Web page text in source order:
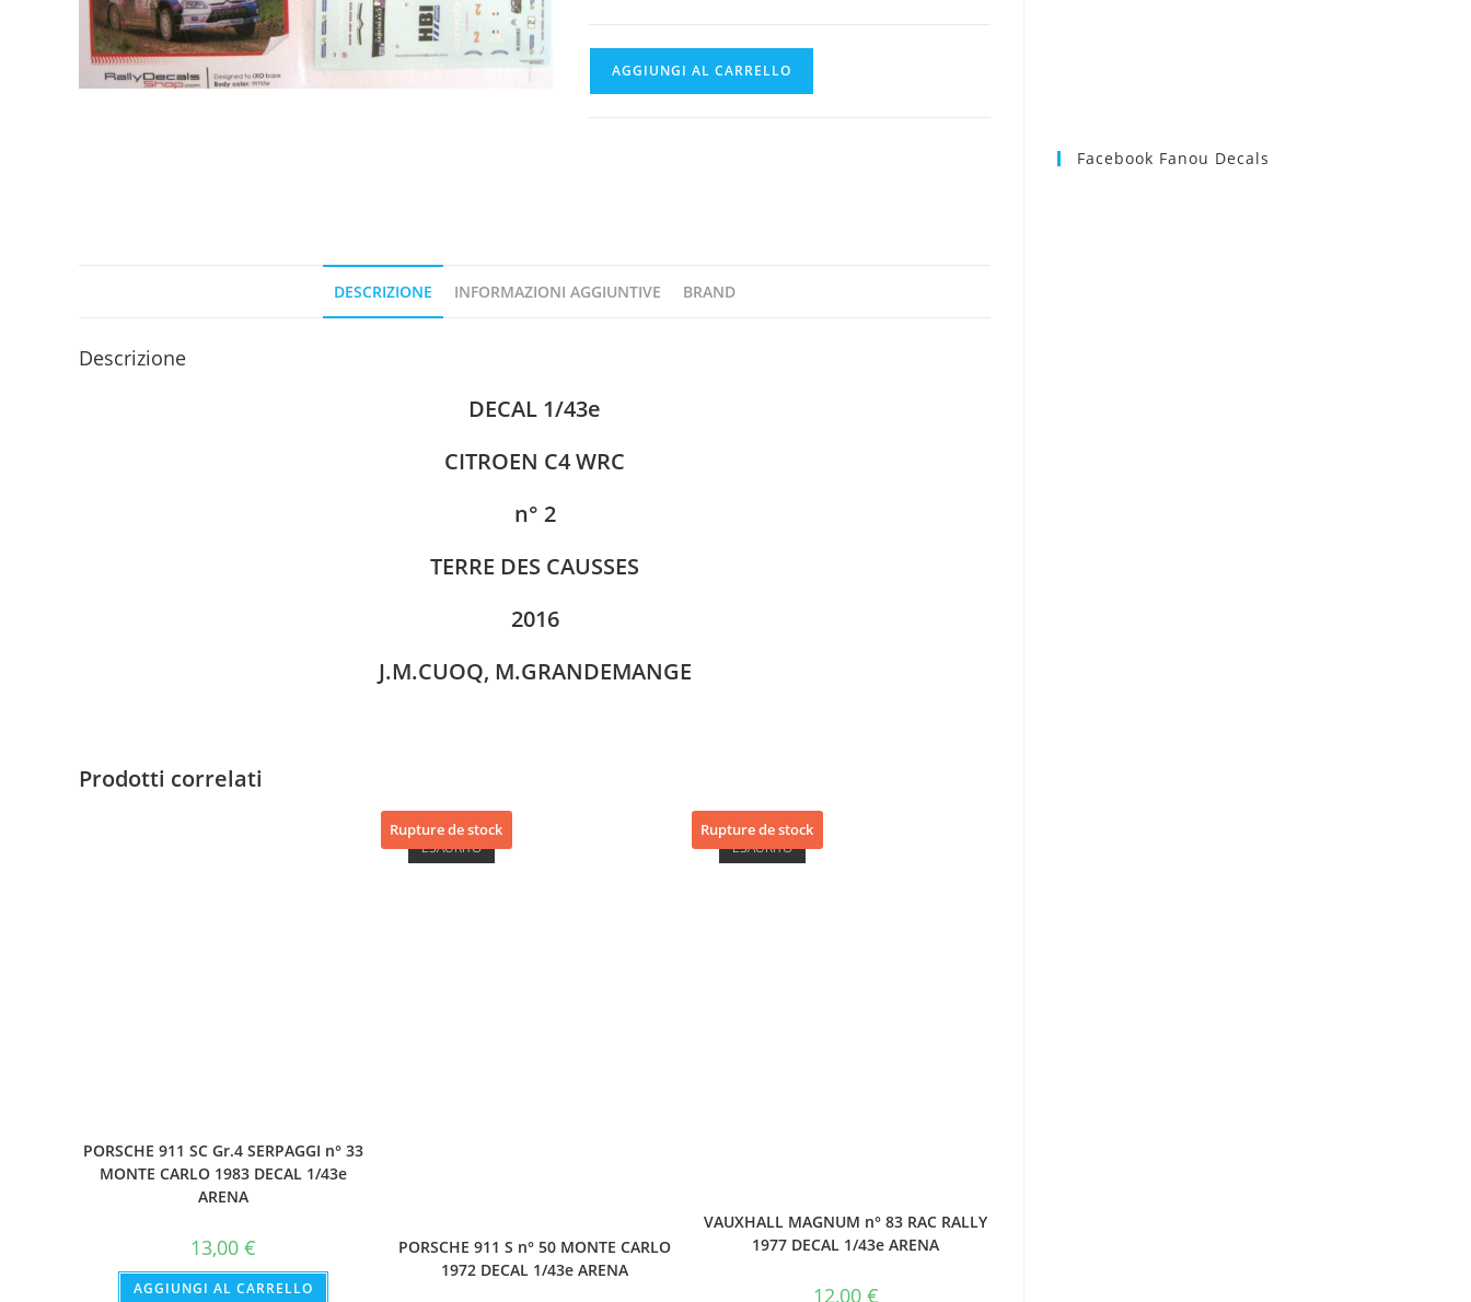
AGGIUNGI AL CARRELLO
DESCRIZIONE INFORMAZIONI AGGIUNTIVE BRAND
Descrizione
DECAL 1/43e
CITROEN C4 WRC
n° 2
TERRE DES CAUSSES
2016
J.M.CUOQ, M.GRANDEMANGE
Prodotti correlati
PORSCHE 911 SC Gr.4 SERPAGGI n° 33
MONTE CARLO 1983 DECAL 1/43e
ARENA
13,00€
AGGIUNGI AL CARRELLO
Rupture de stock
ESAURITO
PORSCHE 911 S n° 50 MONTE CARLO
1972 DECAL 1/43e ARENA
Rupture de stock
ESAURITO
VAUXHALL MAGNUM n° 83 RAC RALLY
1977 DECAL 1/43e ARENA
12,00 €
Facebook Fanou Decals